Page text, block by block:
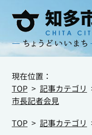
現在位置：
TOP
記事カテゴリ
市長記者会見
TOP
記事カテゴリ